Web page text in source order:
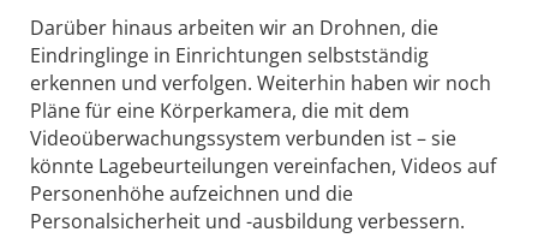
Darüber hinaus arbeiten wir an Drohnen, die
Eindringlinge in Einrichtungen selbstständig
erkennen und verfolgen. Weiterhin haben wir noch
Pläne für eine Körperkamera, die mit dem
Videoüberwachungssystem verbunden ist – sie
könnte Lagebeurteilungen vereinfachen, Videos auf
Personenhöhe aufzeichnen und die
Personalsicherheit und -ausbildung verbessern.